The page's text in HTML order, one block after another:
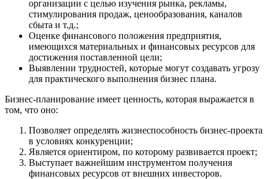
организации с целью изучения рынка, рекламы,
стимулирования продаж, ценообразования, каналов
сбыта и т.д.;
Оценке финансового положения предприятия,
имеющихся материальных и финансовых ресурсов для
достижения поставленной цели;
Выявлении трудностей, которые могут создавать угрозу
для практического выполнения бизнес плана.
Бизнес-планирование имеет ценность, которая выражается в
том, что оно:
Позволяет определять жизнеспособность бизнес-проекта
в условиях конкуренции;
Является ориентиром, по которому развивается проект;
Выступает важнейшим инструментом получения
финансовых ресурсов от внешних инвесторов.